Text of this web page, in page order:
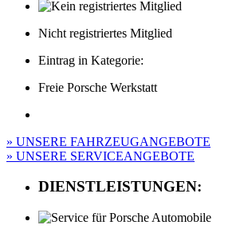
Nicht registriertes Mitglied
Eintrag in Kategorie:
Freie Porsche Werkstatt
» UNSERE FAHRZEUGANGEBOTE
» UNSERE SERVICEANGEBOTE
DIENSTLEISTUNGEN: